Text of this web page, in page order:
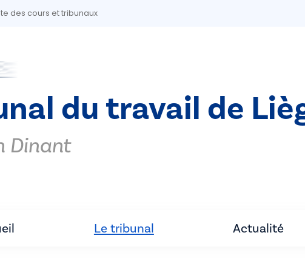
des cours et tribunaux
du travail de
Dinant
Le tribunal Actualité